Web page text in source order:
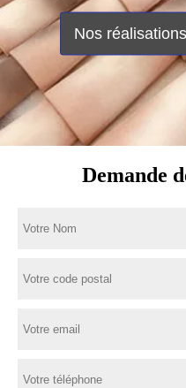
Nos réalisations
Demande